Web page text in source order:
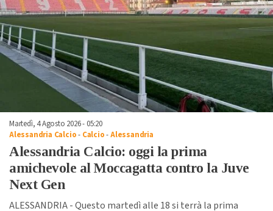
Martedì, 4 Agosto 2026 - 05:20
Alessandria Calcio- Calcio-Alessandria
Alessandria Calcio: oggi la prima
amichevole al Moccagatta contro la Juve
Next Gen
ALESSANDRIA - Questo martedì alle 18 si terrà la prima